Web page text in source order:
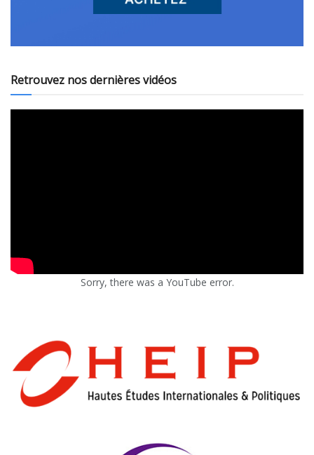
Retrouvez nos dernières vidéos
Sorry, there was a YouTube error.